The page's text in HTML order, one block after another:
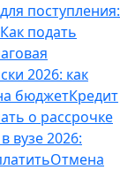
поступления:
Как подать
2026: как
бюджетКредит
о рассрочке
вузе 2026:
Отмена